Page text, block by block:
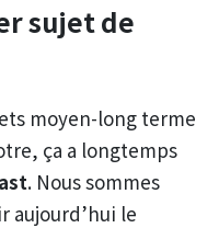
sujet de
moyen-long terme
ça a longtemps
. Nous sommes
aujourd’hui le